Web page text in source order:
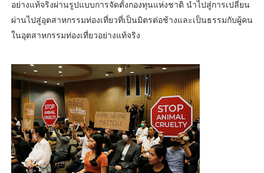
อย่างแท้จริงผ่านรูปแบบการจัดตั้งกองทุนแห่งชาติ นำไปสู่การเปลี่ยน
ผ่านไปสู่อุตสาหกรรมท่องเที่ยวที่เป็นมิตรต่อช้างและเป็นธรรมกับผู้คน
ในอุตสาหกรรมท่องเที่ยวอย่างแท้จริง